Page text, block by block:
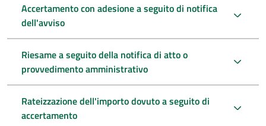
Accertamento con adesione a seguito di notifica
dell'avviso
Riesame a seguito della notifica di atto o
provvedimento amministrativo
Rateizzazione dell'importo dovuto a seguito di
accertamento